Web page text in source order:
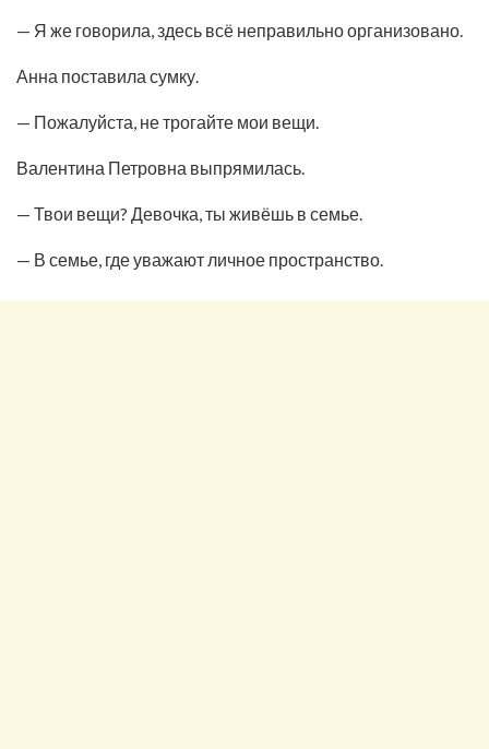
— Я же говорила, здесь всё неправильно организовано.
Анна поставила сумку.
— Пожалуйста, не трогайте мои вещи.
Валентина Петровна выпрямилась.
— Твои вещи? Девочка, ты живёшь в семье.
— В семье, где уважают личное пространство.